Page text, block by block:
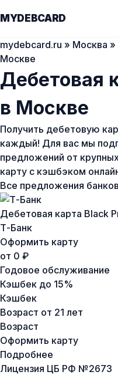
MYDEBCARD
mydebcard.ru » Москва »
Москве
Дебетовая
в Москве
Получить дебетовую
каждый! Для вас мы
предложений от
карту с кэшбэком
Все предложения банков
Дебетовая карта Black
Т-Банк
Оформить карту
от 0 ₽
Годовое обслуживание
Кэшбек до 15%
Кэшбек
Возраст от 21 лет
Возраст
Оформить карту
Подробнее
Лицензия ЦБ РФ №2673